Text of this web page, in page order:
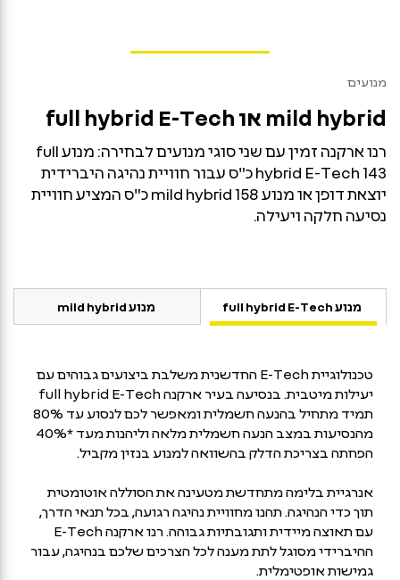
מנועים
mild hybrid או full hybrid E-Tech
רנו ארקנה זמין עם שני סוגי מנועים לבחירה: מנוע full
hybrid E-Tech 143 כ"ס עבור חוויית נהיגה היברידית
יוצאת דופן או מנוע mild hybrid 158 כ"ס המציע חוויית
נסיעה חלקה ויעילה.
מנוע full hybrid E-Tech מנוע mild hybrid
טכנולוגיית E-Tech החדשנית משלבת ביצועים גבוהים עם
יעילות מיטבית. בנסיעה בעיר ארקנה full hybrid E-Tech
תמיד מתחיל בהנעה חשמלית ומאפשר לכם לנסוע עד 80%
מהנסיעות במצב הנעה חשמלית מלאה וליהנות מעד *40%
הפחתה בצריכת הדלק בהשוואה למנוע בנזין מקביל.
אנרגיית בלימה מתחדשת מטעינה את הסוללה אוטומטית
תוך כדי הנהיגה. תהנו מחוויית נהיגה רגועה, בכל תנאי הדרך,
עם תאוצה מיידית ותגובתיות גבוהה. רנו ארקנה E-Tech
ההיברידי מסוגל לתת מענה לכל הצרכים שלכם בנהיגה, עבור
גמישות אופטימלית.